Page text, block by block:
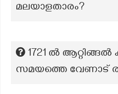
മലയാളതാരം?
1721 ൽ
സമയത്തെ വേണാട്